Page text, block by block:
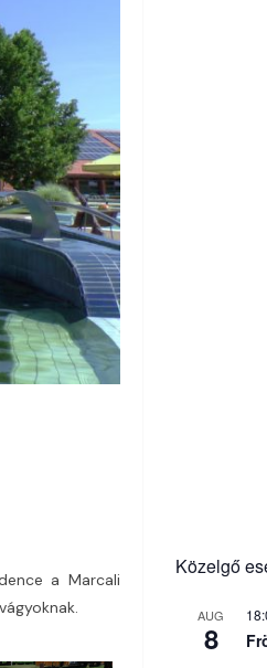
a Marcali
Közelgő
AUG
8